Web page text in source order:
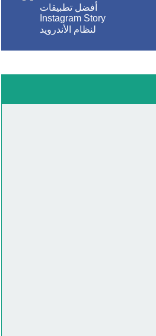
أفضل تطبيقات
Instagram Story
لنظام الأندرويد